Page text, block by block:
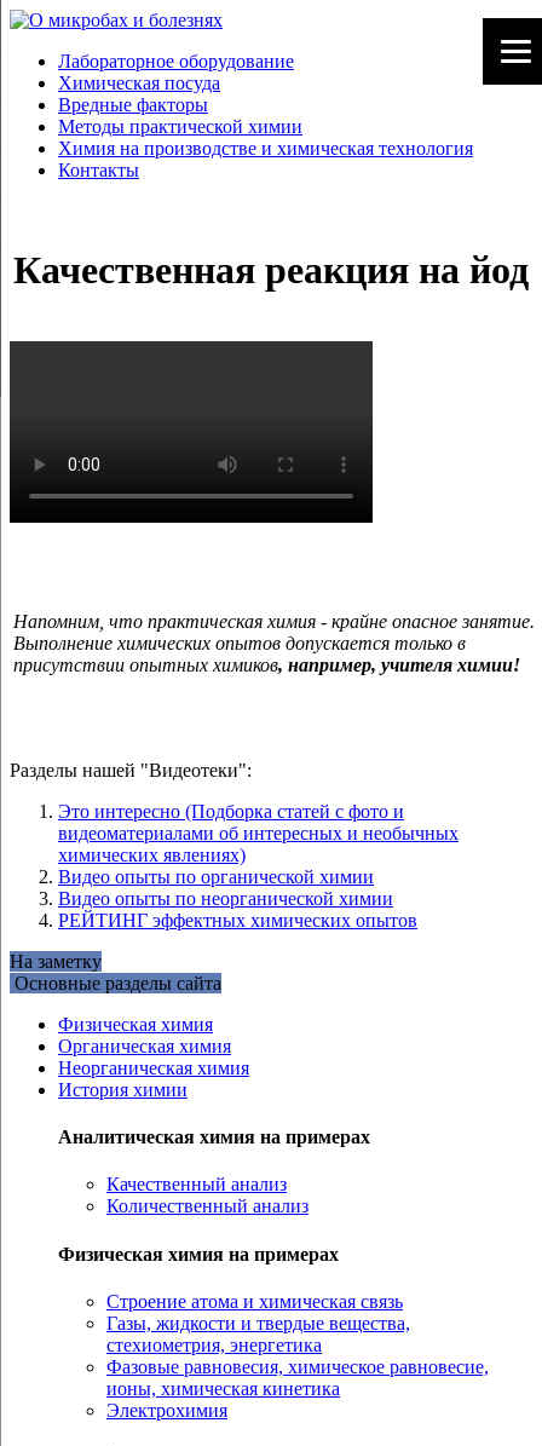
Лабораторное оборудование
Химическая посуда
Вредные факторы
Методы практической химии
Химия на производстве и химическая технология
Контакты
Качественная реакция на йод
Напомним, что практическая химия - крайне опасное занятие.
Выполнение химических опытов допускается только в
присутствии опытных химиков, например, учителя химии!
Разделы нашей "Видеотеки":
Это интересно (Подборка статей с фото и
видеоматериалами об интересных и необычных
химических явлениях)
Видео опыты по органической химии
Видео опыты по неорганической химии
РЕЙТИНГ эффектных химических опытов
На заметку
Основные разделы сайта
Физическая химия
Органическая химия
Неорганическая химия
История химии
Аналитическая химия на примерах
Качественный анализ
Количественный анализ
Физическая химия на примерах
Cтроение атома и химическая связь
Газы, жидкости и твердые вещества,
стехиометрия, энергетика
Фазовые равновесия, химическое равновесие,
ионы, химическая кинетика
Электрохимия